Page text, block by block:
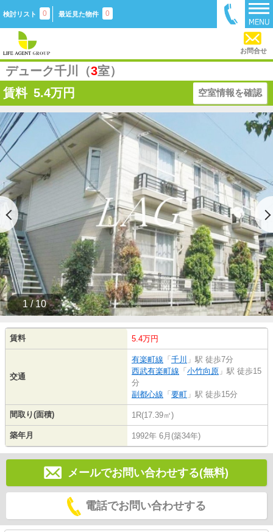
検討リスト 0 最近見た物件 0
お問合せ
デューク千川（3室）
賃料 5.4万円 空室情報を確認
1 / 10
賃料 5.4万円
交通
有楽町線 「 千川 」駅 徒歩7分
西武有楽町線 「 小竹向原 」駅 徒歩15
分
副都心線 「 要町 」駅 徒歩15分
間取り(面積) 1R(17.39㎡)
築年月 1992年 6月(築34年)
メールでお問い合わせする(無料)
電話でお問い合わせする